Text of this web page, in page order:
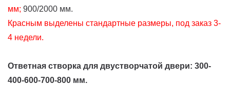
мм; 900/2000 мм.
Красным выделены стандартные размеры, под заказ 3-
4 недели.
Ответная створка для двустворчатой двери: 300-
400-600-700-800 мм.